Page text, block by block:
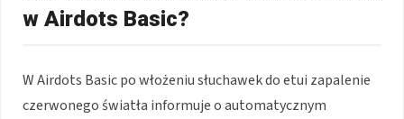
w Airdots Basic?
W Airdots Basic po włożeniu słuchawek do etui zapalenie
czerwonego światła informuje o automatycznym